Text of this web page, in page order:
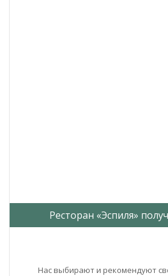
Ресторан «Эспиля»
Нас выбирают и рекомендуют